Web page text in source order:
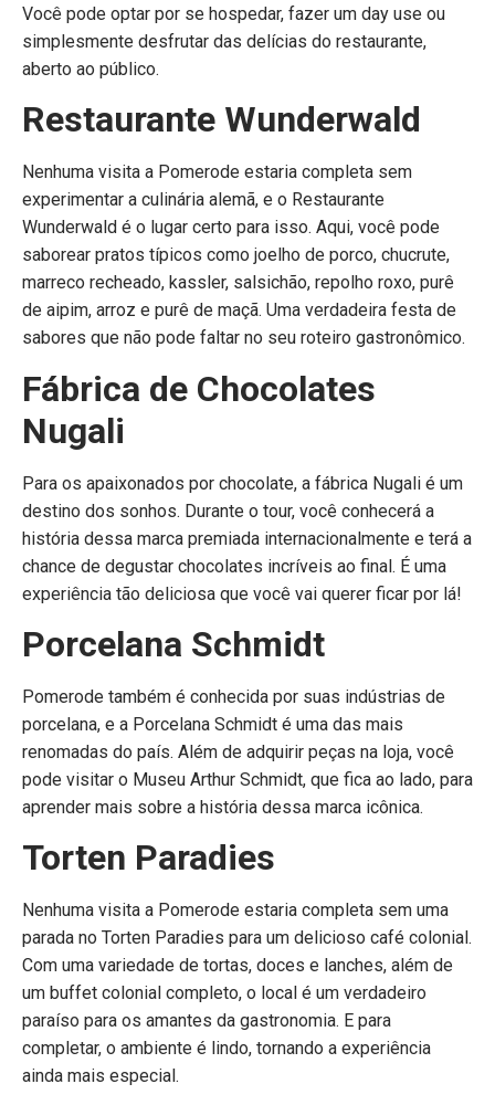
Você pode optar por se hospedar, fazer um day use ou
simplesmente desfrutar das delícias do restaurante,
aberto ao público.
Restaurante Wunderwald
Nenhuma visita a Pomerode estaria completa sem
experimentar a culinária alemã, e o Restaurante
Wunderwald é o lugar certo para isso. Aqui, você pode
saborear pratos típicos como joelho de porco, chucrute,
marreco recheado, kassler, salsichão, repolho roxo, purê
de aipim, arroz e purê de maçã. Uma verdadeira festa de
sabores que não pode faltar no seu roteiro gastronômico.
Fábrica de Chocolates
Nugali
Para os apaixonados por chocolate, a fábrica Nugali é um
destino dos sonhos. Durante o tour, você conhecerá a
história dessa marca premiada internacionalmente e terá a
chance de degustar chocolates incríveis ao final. É uma
experiência tão deliciosa que você vai querer ficar por lá!
Porcelana Schmidt
Pomerode também é conhecida por suas indústrias de
porcelana, e a Porcelana Schmidt é uma das mais
renomadas do país. Além de adquirir peças na loja, você
pode visitar o Museu Arthur Schmidt, que fica ao lado, para
aprender mais sobre a história dessa marca icônica.
Torten Paradies
Nenhuma visita a Pomerode estaria completa sem uma
parada no Torten Paradies para um delicioso café colonial.
Com uma variedade de tortas, doces e lanches, além de
um buffet colonial completo, o local é um verdadeiro
paraíso para os amantes da gastronomia. E para
completar, o ambiente é lindo, tornando a experiência
ainda mais especial.